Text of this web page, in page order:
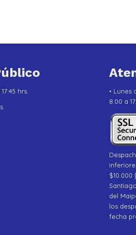
hrs.
• Lunes
8.00 a
del
los
fecha